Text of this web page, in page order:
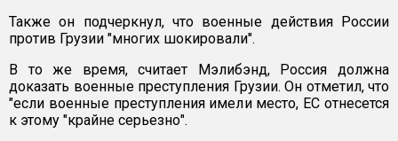
Также он подчеркнул, что военные действия России
против Грузии "многих шокировали".
В то же время, считает Мэлибэнд, Россия должна
доказать военные преступления Грузии. Он отметил, что
"если военные преступления имели место, ЕС отнесется
к этому "крайне серьезно".